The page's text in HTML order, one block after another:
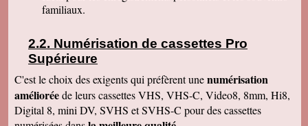
avec vos clients, ce qui constitue au final une
pour votre entreprise. Bien cordialement
Claudine T
de déballer et de picorer d'une cassette à l'autre.
Merci pour le travail. Nos souvenirs sont sauvés
: une grande joie pour mes enfants et mes
petits enfants. Je vous recommanderais dans
mon entourage pour votre sérieux. Merci
familiaux.
Numérisation de cassettes Pro
Supérieure
C'est le choix des exigents qui préfèrent unenumérisation
amélioréede leurs cassettes VHS, VHS-C, Video8, 8mm, Hi8,
Digital 8, mini DV, SVHS et SVHS-C pour des cassettes